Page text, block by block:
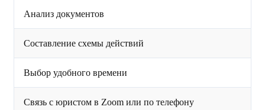
Анализ документов
Составление схемы действий
Выбор удобного времени
Связь с юристом в Zoom или по телефону